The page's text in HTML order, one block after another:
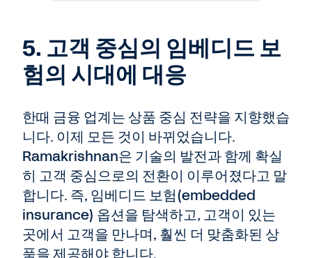
5. 고객 중심의 임베디드 보
험의 시대에 대응
한때 금융 업계는 상품 중심 전략을 지향했습
니다. 이제 모든 것이 바뀌었습니다.
Ramakrishnan은 기술의 발전과 함께 확실
히 고객 중심으로의 전환이 이루어졌다고 말
합니다. 즉, 임베디드 보험(embedded
insurance) 옵션을 탐색하고, 고객이 있는
곳에서 고객을 만나며, 훨씬 더 맞춤화된 상
품을 제공해야 합니다.